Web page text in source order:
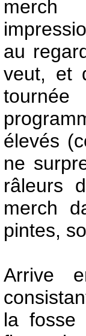
merch
au
veut, et
élevés
ne
râleurs
merch
pintes,
Arrive
la